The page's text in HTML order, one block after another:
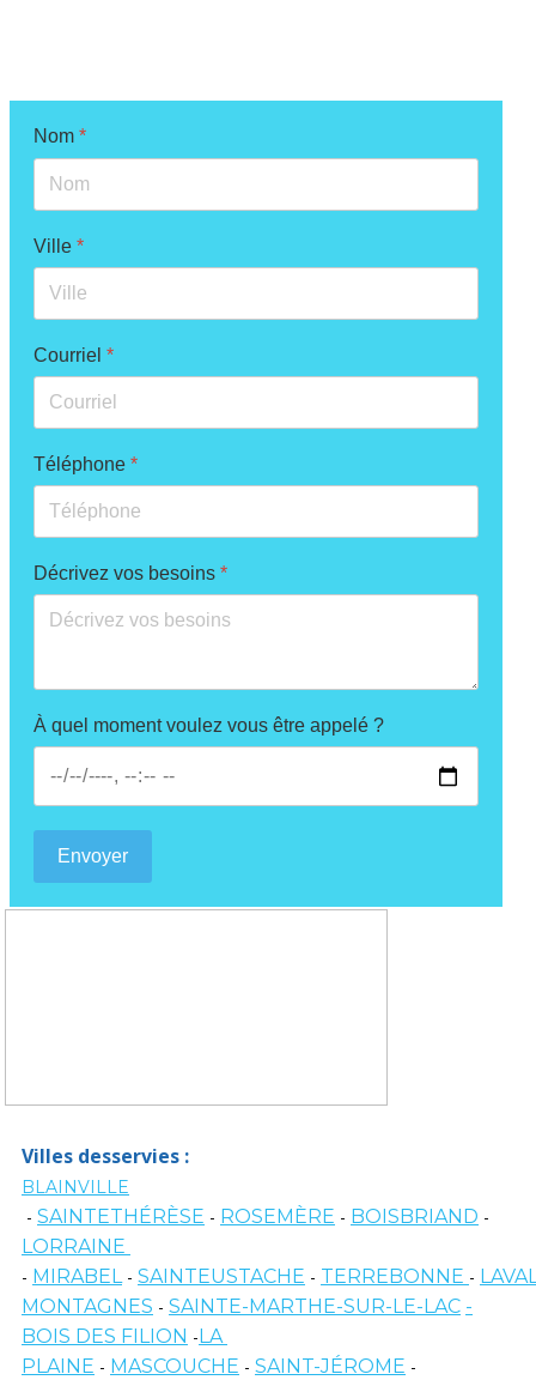
Nom *
Ville *
Courriel *
Téléphone *
Décrivez vos besoins *
À quel moment voulez vous être appelé ?
Envoyer
Villes desservies :
BLAINVILLE
- SAINTETHÉRÈSE - ROSEMÈRE - BOISBRIAND -
LORRAINE
- MIRABEL - SAINTEUSTACHE - TERREBONNE -
MONTAGNES - SAINTE-MARTHE-SUR-LE-LAC -
BOIS DES FILION -LA
PLAINE - MASCOUCHE - SAINT-JÉROME -